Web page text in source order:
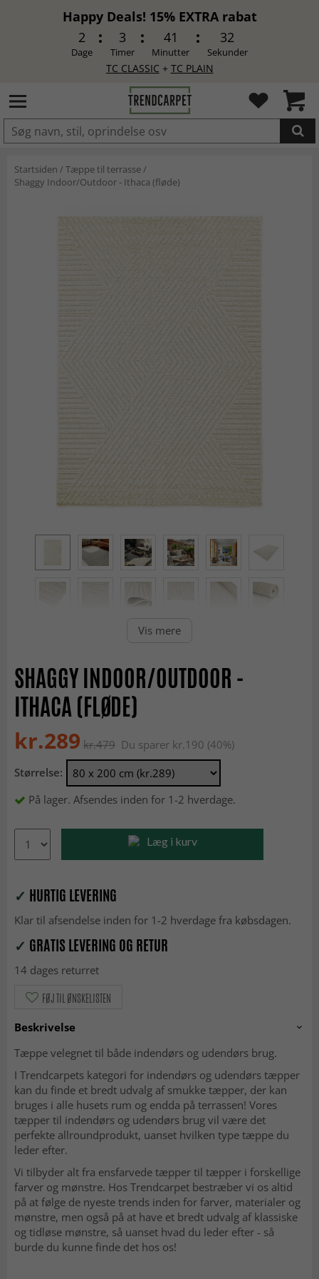
Happy Deals! 15% EXTRA rabat
2
Dage
3
Timer
41
Minutter
31
Sekunder
TC CLASSIC + TC PLAIN
LAGT I INDKØBSKURVEN.
Startsiden /Tæppe til terrasse/
Shaggy Indoor/Outdoor - Ithaca (fløde)
Vis mere
SHAGGY INDOOR/OUTDOOR -
ITHACA (FLØDE)
kr.289 kr.479 Du sparer kr.190 (40%)
Størrelse:
På lager. Afsendes inden for 1-2 hverdage.
Læg i kurv
✓ HURTIG LEVERING
Klar til afsendelse inden for 1-2 hverdage fra købsdagen.
✓ GRATIS LEVERING OG RETUR
14 dages returret
FØJ TIL ØNSKELISTEN
Beskrivelse
Tæppe velegnet til både indendørs og udendørs brug.
I Trendcarpets kategori for indendørs og udendørs tæpper
kan du finde et bredt udvalg af smukke tæpper, der kan
bruges i alle husets rum og endda på terrassen! Vores
tæpper til indendørs og udendørs brug vil være det
perfekte allroundprodukt, uanset hvilken type tæppe du
leder efter.
Vi tilbyder alt fra ensfarvede tæpper til tæpper i forskellige
farver og mønstre. Hos Trendcarpet bestræber vi os altid
på at følge de nyeste trends inden for farver, materialer og
mønstre, men også på at have et bredt udvalg af klassiske
og tidløse mønstre, så uanset hvad du leder efter - så
burde du kunne finde det hos os!